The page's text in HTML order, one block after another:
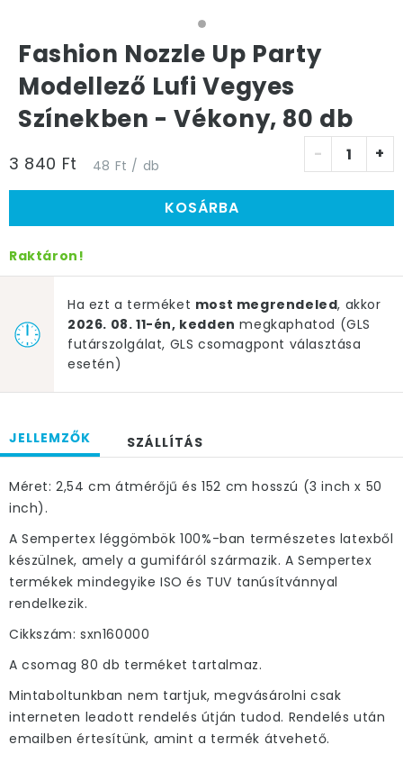
Fashion Nozzle Up Party
Modellező Lufi Vegyes
Színekben - Vékony, 80 db
3 840 Ft 48 Ft / db
- +
KOSÁRBA
Raktáron!
Ha ezt a terméket most megrendeled, akkor
2026. 08. 11-én, kedden megkaphatod (GLS
futárszolgálat, GLS csomagpont választása
esetén)
JELLEMZŐK SZÁLLÍTÁS
Méret: 2,54 cm átmérőjű és 152 cm hosszú (3 inch x 50
inch).
A Sempertex léggömbök 100%-ban természetes latexből
készülnek, amely a gumifáról származik. A Sempertex
termékek mindegyike ISO és TUV tanúsítvánnyal
rendelkezik.
Cikkszám: sxn160000
A csomag 80 db terméket tartalmaz.
Mintaboltunkban nem tartjuk, megvásárolni csak
interneten leadott rendelés útján tudod. Rendelés után
emailben értesítünk, amint a termék átvehető.